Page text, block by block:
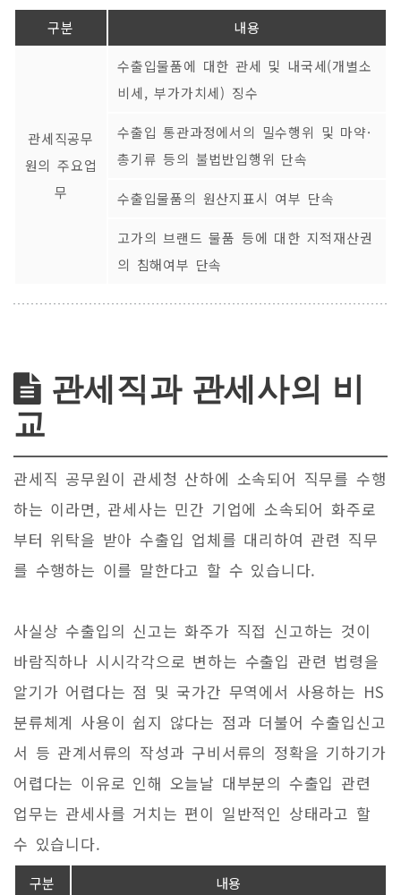
구분 내용
관세직공무
원의 주요업
무
수출입물품에 대한 관세 및 내국세(개별소
비세, 부가가치세) 징수
수출입 통관과정에서의 밀수행위 및 마약·
총기류 등의 불법반입행위 단속
수출입물품의 원산지표시 여부 단속
고가의 브랜드 물품 등에 대한 지적재산권
의 침해여부 단속
관세직과 관세사의 비
교
관세직 공무원이 관세청 산하에 소속되어 직무를 수행
하는 이라면, 관세사는 민간 기업에 소속되어 화주로
부터 위탁을 받아 수출입 업체를 대리하여 관련 직무
를 수행하는 이를 말한다고 할 수 있습니다.
사실상 수출입의 신고는 화주가 직접 신고하는 것이
바람직하나 시시각각으로 변하는 수출입 관련 법령을
알기가 어렵다는 점 및 국가간 무역에서 사용하는 HS
분류체계 사용이 쉽지 않다는 점과 더불어 수출입신고
서 등 관계서류의 작성과 구비서류의 정확을 기하기가
어렵다는 이유로 인해 오늘날 대부분의 수출입 관련
업무는 관세사를 거치는 편이 일반적인 상태라고 할
수 있습니다.
구분 내용